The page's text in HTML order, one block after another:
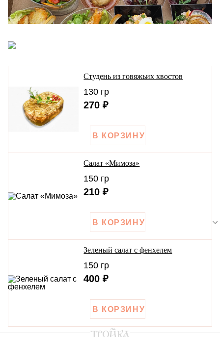
Студень из говяжьих хвостов
130 гр
270 ₽
Салат «Мимоза»
150 гр
210 ₽
Зеленый салат с фенхелем
150 гр
400 ₽